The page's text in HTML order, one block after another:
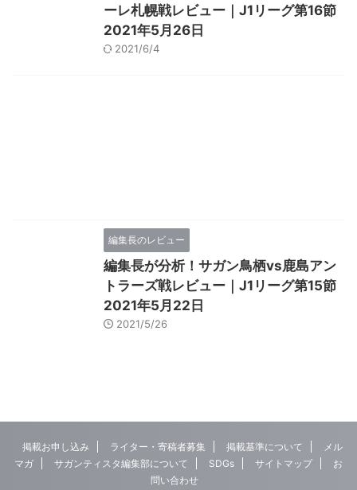
ーレ札幌戦レビュー｜J1リーグ第16節
2021年5月26日
2021/6/4
編集長のレビュー
編集長が分析！サガン鳥栖vs鹿島アン
トラーズ戦レビュー｜J1リーグ第15節
2021年5月22日
2021/5/26
掲載お申し込み ライター・寄稿者募集 掲載基準について
メル
マガ
サガンティスタ編集部について SDGs サイトマップ
お
問い合わせ